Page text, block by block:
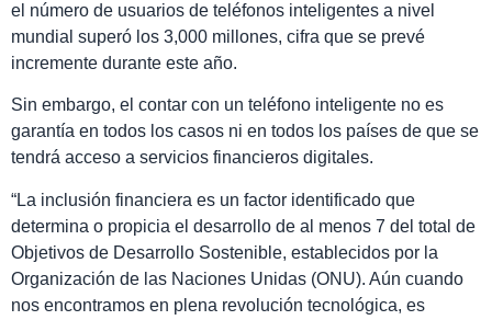
el número de usuarios de teléfonos inteligentes a nivel
mundial superó los 3,000 millones, cifra que se prevé
incremente durante este año.
Sin embargo, el contar con un teléfono inteligente no es
garantía en todos los casos ni en todos los países de que se
tendrá acceso a servicios financieros digitales.
“La inclusión financiera es un factor identificado que
determina o propicia el desarrollo de al menos 7 del total de
Objetivos de Desarrollo Sostenible, establecidos por la
Organización de las Naciones Unidas (ONU). Aún cuando
nos encontramos en plena revolución tecnológica, es